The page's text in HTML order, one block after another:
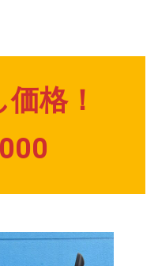
格！